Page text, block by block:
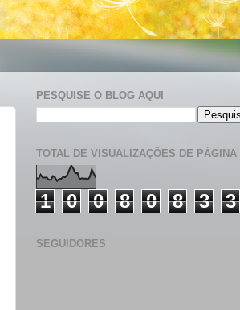
PESQUISE O BLOG AQUI
TOTAL DE VISUALIZAÇÕES DE PÁGINA
1 0 0 8 0 8 3 3
SEGUIDORES